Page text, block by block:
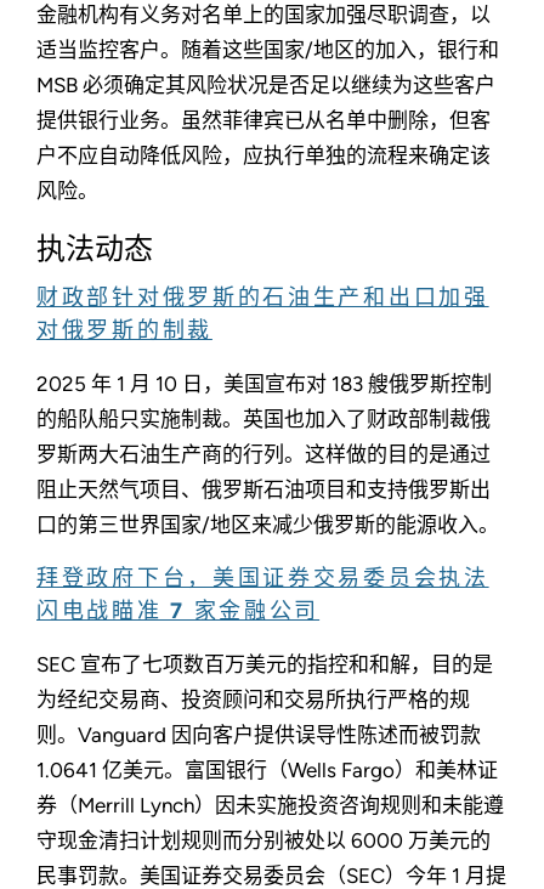
金融机构有义务对名单上的国家加强尽职调查，以
适当监控客户。随着这些国家/地区的加入，银行和
MSB 必须确定其风险状况是否足以继续为这些客户
提供银行业务。虽然菲律宾已从名单中删除，但客
户不应自动降低风险，应执行单独的流程来确定该
风险。
执法动态
财政部针对俄罗斯的石油生产和出口加强
对俄罗斯的制裁
2025 年 1 月 10 日，美国宣布对 183 艘俄罗斯控制
的船队船只实施制裁。英国也加入了财政部制裁俄
罗斯两大石油生产商的行列。这样做的目的是通过
阻止天然气项目、俄罗斯石油项目和支持俄罗斯出
口的第三世界国家/地区来减少俄罗斯的能源收入。
拜登政府下台，美国证券交易委员会执法
闪电战瞄准 7 家金融公司
SEC 宣布了七项数百万美元的指控和和解，目的是
为经纪交易商、投资顾问和交易所执行严格的规
则。Vanguard 因向客户提供误导性陈述而被罚款
1.0641 亿美元。富国银行（Wells Fargo）和美林证
券（Merrill Lynch）因未实施投资咨询规则和未能遵
守现金清扫计划规则而分别被处以 6000 万美元的
民事罚款。美国证券交易委员会（SEC）今年 1 月提